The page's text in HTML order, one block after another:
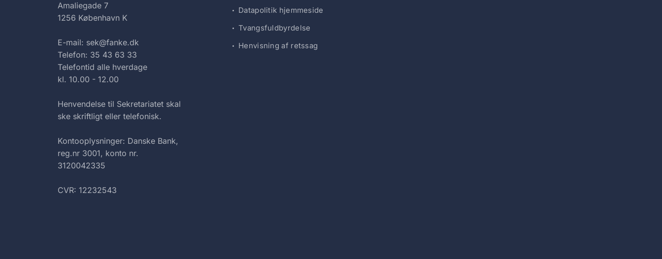
Amaliegade 7
1256 København K
E-mail: sek@fanke.dk
Telefon: 35 43 63 33
Telefontid alle hverdage
kl. 10.00 - 12.00
Henvendelse til Sekretariatet skal
ske skriftligt eller telefonisk.
Kontooplysninger: Danske Bank,
reg.nr 3001, konto nr.
3120042335
CVR: 12232543
Datapolitik hjemmeside
Tvangsfuldbyrdelse
Henvisning af retssag